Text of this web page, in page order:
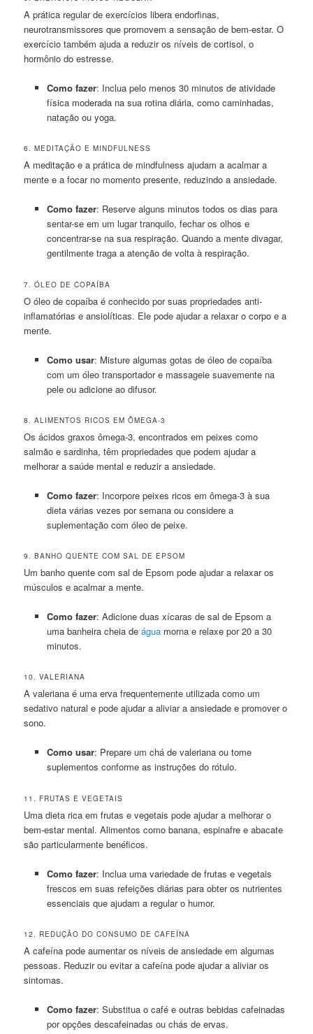
A prática regular de exercícios libera endorfinas,
neurotransmissores que promovem a sensação de bem-estar. O
exercício também ajuda a reduzir os níveis de cortisol, o
hormônio do estresse.
Como fazer: Inclua pelo menos 30 minutos de atividade
física moderada na sua rotina diária, como caminhadas,
natação ou yoga.
6. MEDITAÇÃO E MINDFULNESS
A meditação e a prática de mindfulness ajudam a acalmar a
mente e a focar no momento presente, reduzindo a ansiedade.
Como fazer: Reserve alguns minutos todos os dias para
sentar-se em um lugar tranquilo, fechar os olhos e
concentrar-se na sua respiração. Quando a mente divagar,
gentilmente traga a atenção de volta à respiração.
7. ÓLEO DE COPAÍBA
O óleo de copaíba é conhecido por suas propriedades anti-
inflamatórias e ansiolíticas. Ele pode ajudar a relaxar o corpo e a
mente.
Como usar: Misture algumas gotas de óleo de copaíba
com um óleo transportador e massageie suavemente na
pele ou adicione ao difusor.
8. ALIMENTOS RICOS EM ÔMEGA-3
Os ácidos graxos ômega-3, encontrados em peixes como
salmão e sardinha, têm propriedades que podem ajudar a
melhorar a saúde mental e reduzir a ansiedade.
Como fazer: Incorpore peixes ricos em ômega-3 à sua
dieta várias vezes por semana ou considere a
suplementação com óleo de peixe.
9. BANHO QUENTE COM SAL DE EPSOM
Um banho quente com sal de Epsom pode ajudar a relaxar os
músculos e acalmar a mente.
Como fazer: Adicione duas xícaras de sal de Epsom a
uma banheira cheia de águamorna e relaxe por 20 a 30
minutos.
10. VALERIANA
A valeriana é uma erva frequentemente utilizada como um
sedativo natural e pode ajudar a aliviar a ansiedade e promover o
sono.
Como usar: Prepare um chá de valeriana ou tome
suplementos conforme as instruções do rótulo.
11. FRUTAS E VEGETAIS
Uma dieta rica em frutas e vegetais pode ajudar a melhorar o
bem-estar mental. Alimentos como banana, espinafre e abacate
são particularmente benéficos.
Como fazer: Inclua uma variedade de frutas e vegetais
frescos em suas refeições diárias para obter os nutrientes
essenciais que ajudam a regular o humor.
12. REDUÇÃO DO CONSUMO DE CAFEÍNA
A cafeína pode aumentar os níveis de ansiedade em algumas
pessoas. Reduzir ou evitar a cafeína pode ajudar a aliviar os
sintomas.
Como fazer: Substitua o café e outras bebidas cafeinadas
por opções descafeinadas ou chás de ervas.